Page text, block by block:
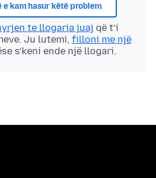
e kam hasur këtë problem
te llogaria juaj që t’i
Ju lutemi, filloni me një
s’keni ende një llogari.